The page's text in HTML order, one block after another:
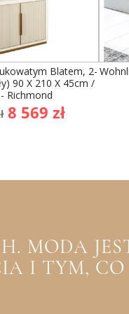
Blatem, 2-
90 X 210 X 45cm /
Richmond
Cena
8 569 zł
MODA
I TYM, CO